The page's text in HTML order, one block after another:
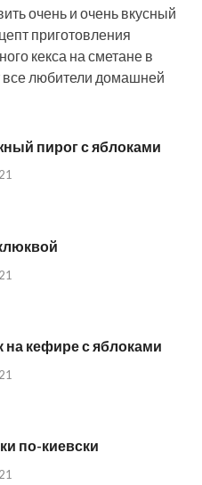
очень и очень вкусный
приготовления
кекса на сметане в
все любители домашней
пирог с яблоками
на кефире с яблоками
по-киевски